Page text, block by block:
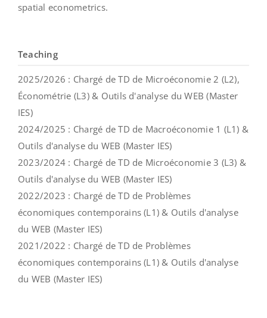
spatial econometrics.
Teaching
2025/2026 : Chargé de TD de Microéconomie 2 (L2),
Économétrie (L3) & Outils d'analyse du WEB (Master
IES)
2024/2025 : Chargé de TD de Macroéconomie 1 (L1) &
Outils d'analyse du WEB (Master IES)
2023/2024 : Chargé de TD de Microéconomie 3 (L3) &
Outils d'analyse du WEB (Master IES)
2022/2023 : Chargé de TD de Problèmes
économiques contemporains (L1) & Outils d'analyse
du WEB (Master IES)
2021/2022 : Chargé de TD de Problèmes
économiques contemporains (L1) & Outils d'analyse
du WEB (Master IES)